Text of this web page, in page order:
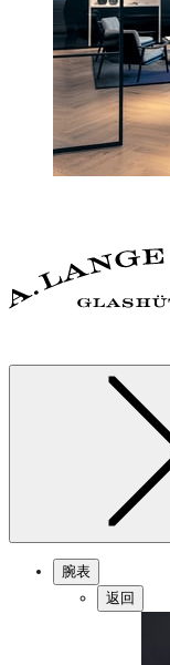
腕表
返回